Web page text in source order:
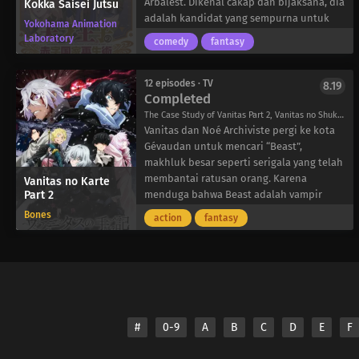
bagaimanapun, adalah menemukan Erisa
kesayangannya yang hilang tiga tahun
lalu. Bisakah Reito menahan godaan dan
Kokka Saisei Jutsu
Yokohama Animation
Laboratory
adalah kandidat yang sempurna untuk
menjadi pangeran bupati. Namun, jika
pangeran memiliki sesuatu untuk
suka menjual Kerajaan Natra kepada
penawar tertinggi!
Karena dia memegang otoritas takhta,
tidak ada yang bisa menghentikan Wein
untuk melelang negara dan
menggunakan keuntungannya untuk
pensiun dengan nyaman. Yang perlu dia
lakukan hanyalah menaikkan nilai
kerajaan kecil itu untuk memaksimalkan
keuntungannya. Namun, apakah rencana
comedy fantasy
Vanitas no Karte
Part 2
Bones
12 episodes · TV
Completed
The Case Study of Vanitas Part 2, Vanitas no Shuki 2nd Season, Memoir of Vanitas 2nd Season, Vanitas no Carte 2nd Season, ヴァニタスの手記
8.19
Vanitas dan Noé Archiviste pergi ke kota
Gévaudan untuk mencari “Beast”,
makhluk besar seperti serigala yang telah
membantai ratusan orang. Karena
menduga bahwa Beast adalah vampir
pembawa kutukan, Vanitas bertujuan
untuk menyembuhkannya dengan
bertempur melawan serigala raksasa dan
pemburu vampir, Vanitas memutuskan
action fantasy
# 0-9 A B C D E F